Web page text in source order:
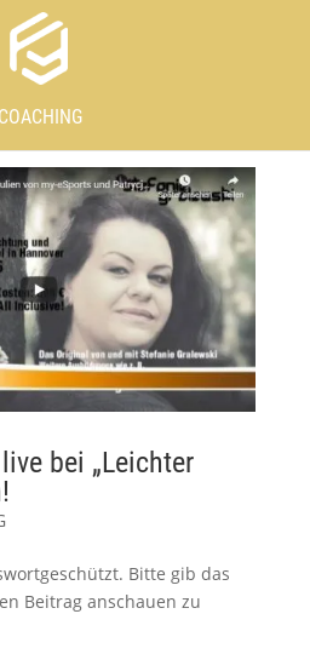
COACHING
bei „Leichter
Bitte gib das
Beitrag anschauen zu